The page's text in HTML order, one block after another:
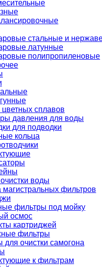
стальные и
латунные
полипропиленовые
цветных сплавов
давления для воды
для подводки
кольца
воды
магистральных фильтров
фильтры под мойку
осмос
картриджей
фильтры
для очистки самогона
к фильтрам